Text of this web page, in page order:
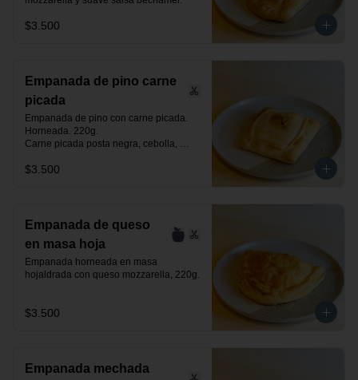
$3.500
Empanada de pino carne
picada
Empanada de pino con carne picada.
Horneada. 220g.
Carne picada posta negra, cebolla,
especias.
$3.500
Empanada de queso
en masa hoja
Empanada horneada en masa
hojaldrada con queso mozzarella, 220g.
$3.500
Empanada mechada